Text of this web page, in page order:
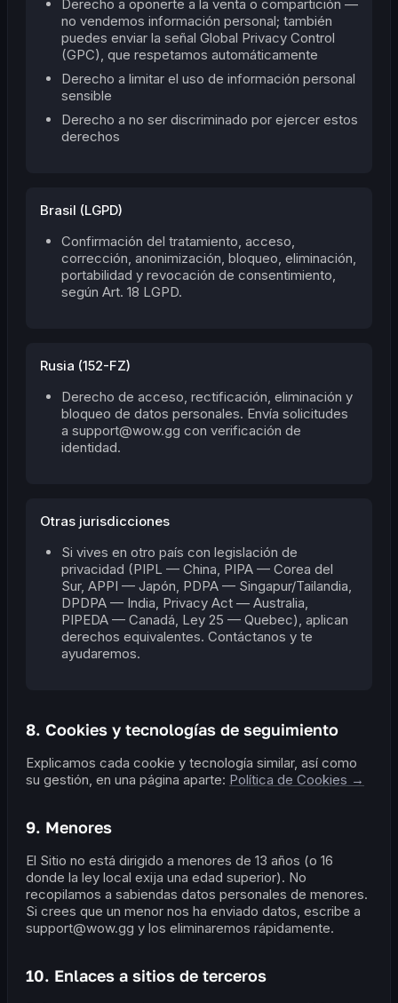
Derecho a oponerte a la venta o compartición —
no vendemos información personal; también
puedes enviar la señal Global Privacy Control
(GPC), que respetamos automáticamente
Derecho a limitar el uso de información personal
sensible
Derecho a no ser discriminado por ejercer estos
derechos
Brasil (LGPD)
Confirmación del tratamiento, acceso,
corrección, anonimización, bloqueo, eliminación,
portabilidad y revocación de consentimiento,
según Art. 18 LGPD.
Rusia (152-FZ)
Derecho de acceso, rectificación, eliminación y
bloqueo de datos personales. Envía solicitudes
a support@wow.gg con verificación de
identidad.
Otras jurisdicciones
Si vives en otro país con legislación de
privacidad (PIPL — China, PIPA — Corea del
Sur, APPI — Japón, PDPA — Singapur/Tailandia,
DPDPA — India, Privacy Act — Australia,
PIPEDA — Canadá, Ley 25 — Quebec), aplican
derechos equivalentes. Contáctanos y te
ayudaremos.
8. Cookies y tecnologías de seguimiento
Explicamos cada cookie y tecnología similar, así como
su gestión, en una página aparte: Política de Cookies →
9. Menores
El Sitio no está dirigido a menores de 13 años (o 16
donde la ley local exija una edad superior). No
recopilamos a sabiendas datos personales de menores.
Si crees que un menor nos ha enviado datos, escribe a
support@wow.gg y los eliminaremos rápidamente.
10. Enlaces a sitios de terceros